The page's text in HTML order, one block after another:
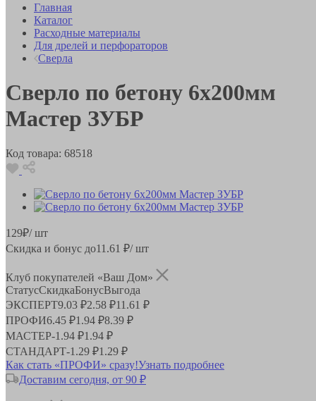
Главная
Каталог
Расходные материалы
Для дрелей и перфораторов
Сверла
Сверло по бетону 6х200мм
Мастер ЗУБР
Код товара: 68518
129₽/ шт
Скидка и бонус до11.61 ₽/ шт
Клуб покупателей «Ваш Дом»
СтатусСкидкаБонусВыгода
ЭКСПЕРТ9.03 ₽2.58 ₽11.61 ₽
ПРОФИ6.45 ₽1.94 ₽8.39 ₽
МАСТЕР-1.94 ₽1.94 ₽
СТАНДАРТ-1.29 ₽1.29 ₽
Как стать «ПРОФИ» сразу!Узнать подробнее
Доставим сегодня, от 90 ₽